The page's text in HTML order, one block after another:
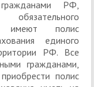
РФ,
имеют полис
единого
РФ. Все
гражданами,
полис